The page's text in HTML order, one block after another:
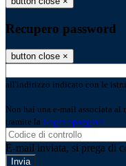
Recupero password
button close ×
all'indirizzo indicato con le
Non hai una e-mail associata al
tramite la Login Spaggiari
E-mail inviata, si prega di